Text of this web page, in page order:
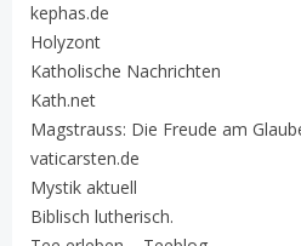
kephas.de
Holyzont
Katholische Nachrichten
Kath.net
Magstrauss: Die Freude am
vaticarsten.de
Mystik aktuell
Biblisch lutherisch.